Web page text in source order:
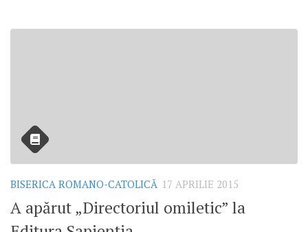
BISERICA ROMANO-CATOLICĂ 17 APRILIE 2015
A apărut „Directoriul omiletic” la